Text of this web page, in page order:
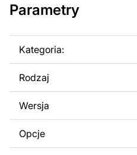
Można używać tych plików
odsprzedaż lub
Za dodatkową opłatą
obrazów lub logo Twojej
Twoich potrzeb. Jeśli
produktu, skontaktuj się z
Parametry
Kategoria:
Rodzaj
Wersja
Opcje